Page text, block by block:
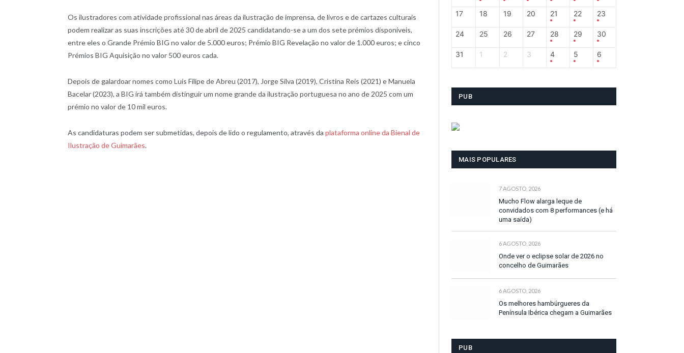
Os ilustradores com atividade profissional nas áreas da ilustração de imprensa, de livros e de cartazes culturais
podem realizar as suas inscrições até 30 de abril de 2025 candidatando-se a um dos sete prémios disponíveis,
entre eles o Grande Prémio BIG no valor de 5.000 euros; Prémio BIG Revelação no valor de 1.000 euros; e cinco
Prémios BIG Aquisição no valor 500 euros cada.
Depois de galardoar nomes como Luís Filipe de Abreu (2017), Jorge Silva (2019), Cristina Reis (2021) e Manuela
Bacelar (2023), a BIG irá também distinguir um nome grande da ilustração portuguesa no ano de 2025 com um
prémio no valor de 10 mil euros.
As candidaturas podem ser submetidas, depois de lido o regulamento, através da plataforma online da Bienal de
Ilustração de Guimarães.
17 18 19 20 21 22 23
24 25 26 27 28 29 30
31 1 2 3 4 5 6
PUB
MAIS POPULARES
7 AGOSTO, 2026
Mucho Flow alarga leque de
convidados com 8 performances (e há
uma saída)
6 AGOSTO, 2026
Onde ver o eclipse solar de 2026 no
concelho de Guimarães
6 AGOSTO, 2026
Os melhores hambúrgueres da
Península Ibérica chegam a Guimarães
PUB